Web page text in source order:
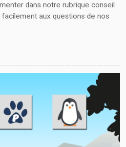
dans notre rubrique conseil
aux questions de nos